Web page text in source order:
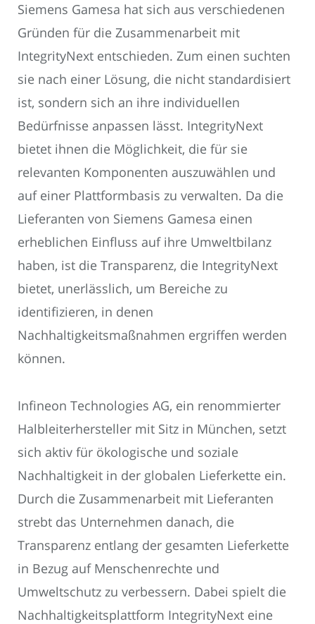
Siemens Gamesa hat sich aus verschiedenen
Gründen für die Zusammenarbeit mit
IntegrityNext entschieden. Zum einen suchten
sie nach einer Lösung, die nicht standardisiert
ist, sondern sich an ihre individuellen
Bedürfnisse anpassen lässt. IntegrityNext
bietet ihnen die Möglichkeit, die für sie
relevanten Komponenten auszuwählen und
auf einer Plattformbasis zu verwalten. Da die
Lieferanten von Siemens Gamesa einen
erheblichen Einfluss auf ihre Umweltbilanz
haben, ist die Transparenz, die IntegrityNext
bietet, unerlässlich, um Bereiche zu
identifizieren, in denen
Nachhaltigkeitsmaßnahmen ergriffen werden
können.
Infineon Technologies AG, ein renommierter
Halbleiterhersteller mit Sitz in München, setzt
sich aktiv für ökologische und soziale
Nachhaltigkeit in der globalen Lieferkette ein.
Durch die Zusammenarbeit mit Lieferanten
strebt das Unternehmen danach, die
Transparenz entlang der gesamten Lieferkette
in Bezug auf Menschenrechte und
Umweltschutz zu verbessern. Dabei spielt die
Nachhaltigkeitsplattform IntegrityNext eine